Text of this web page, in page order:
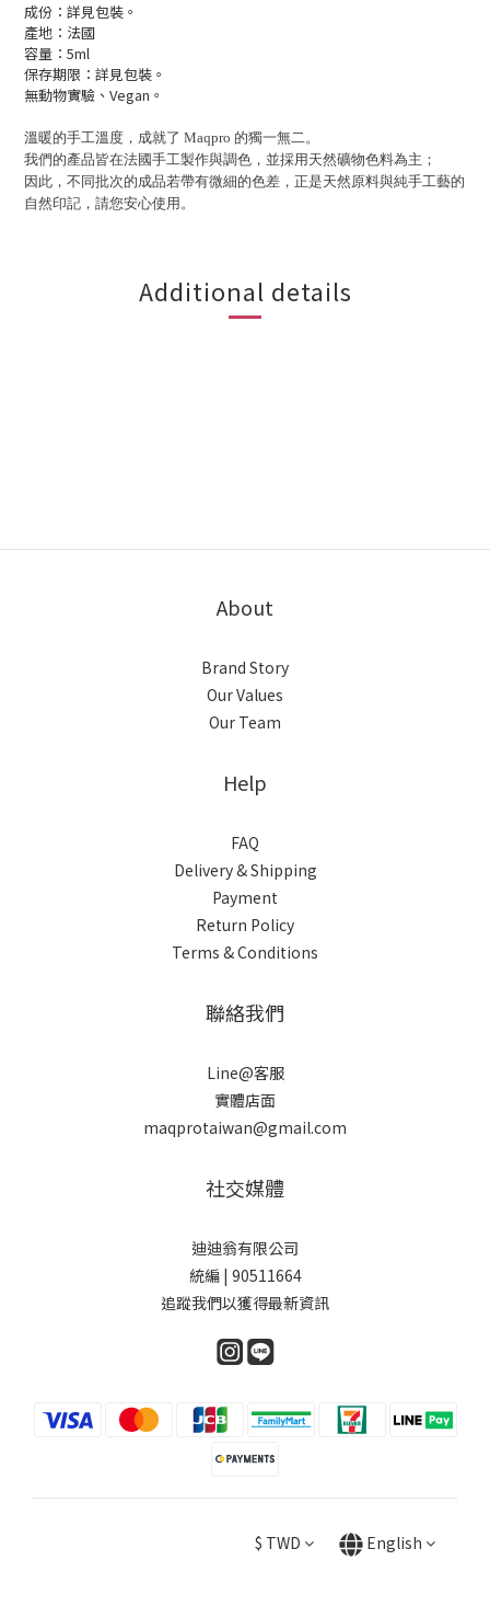
成份：詳見包裝。
產地：法國
容量：5ml
保存期限：詳見包裝。
無動物實驗、 Vegan 。
溫暖的手工溫度，成就了 Maqpro 的獨一無二。
我們的產品皆在法國手工製作與調色，並採用天然礦物色料為主；
因此，不同批次的成品若帶有微細的色差，正是天然原料與純手工藝的
自然印記，請您安心使用。
Additional details
About
Brand Story
Our Values
Our Team
Help
FAQ
Delivery & Shipping
Payment
Return Policy
Terms & Conditions
聯絡我們
Line@客服
實體店面
maqprotaiwan@gmail.com
社交媒體
迪迪翁有限公司
統編 | 90511664
追蹤我們以獲得最新資訊
$ TWD English